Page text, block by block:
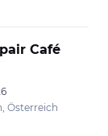
Café
Österreich